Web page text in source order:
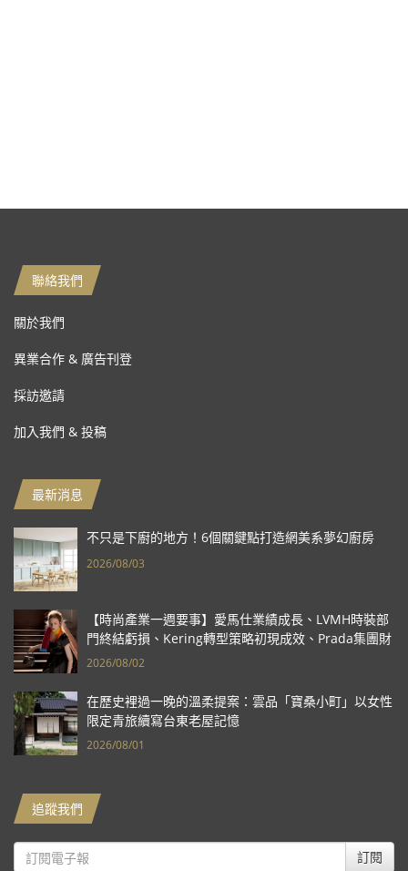
聯絡我們
關於我們
異業合作 & 廣告刊登
採訪邀請
加入我們 & 投稿
最新消息
不只是下廚的地方！6個關鍵點打造網美系夢幻廚房
2026/08/03
【時尚產業一週要事】愛馬仕業績成長、LVMH時裝部
門終結虧損、Kering轉型策略初現成效、Prada集團財
報亮眼
2026/08/02
在歷史裡過一晚的溫柔提案：雲品「寶桑小町」以女性
限定青旅續寫台東老屋記憶
2026/08/01
追蹤我們
訂閱